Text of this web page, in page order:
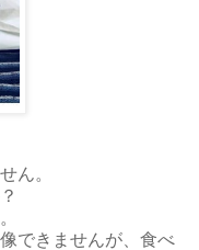
ん。
できませんが、食べ